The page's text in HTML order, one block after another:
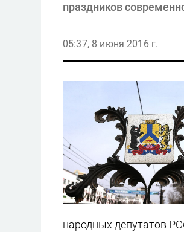
праздников
05:37, 8 июня 2016 г.
народных депутатов